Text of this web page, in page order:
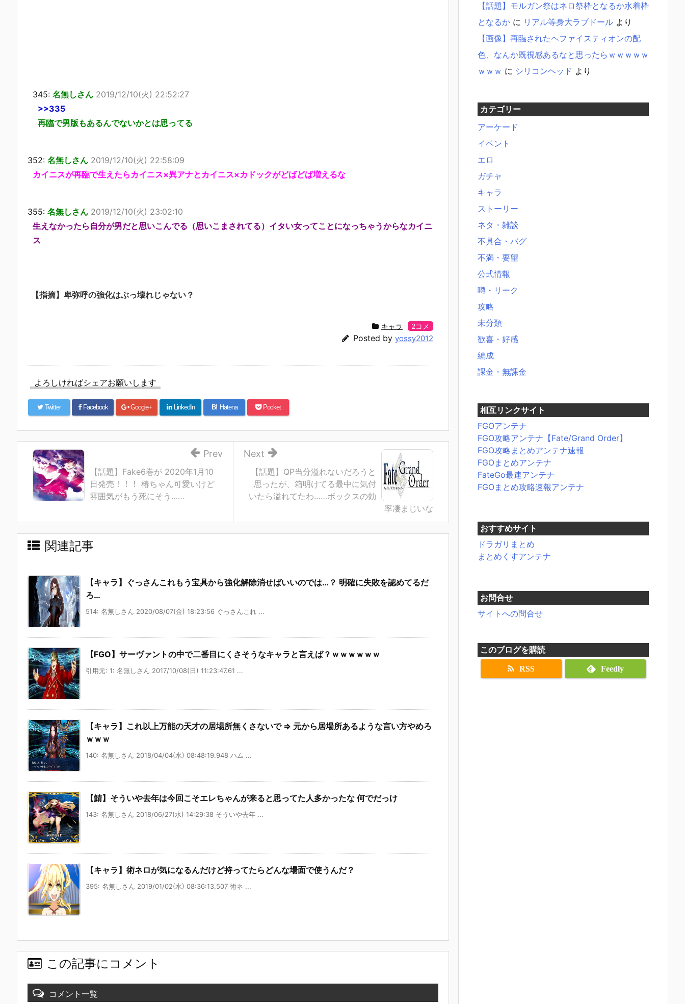
345: 名無しさん 2019/12/10(火) 22:52:27
>>335
再臨で男版もあるんでないかとは思ってる
352: 名無しさん 2019/12/10(火) 22:58:09
カイニスが再臨で生えたらカイニス×異アナとカイニス×カドックがどばどば増えるな
355: 名無しさん 2019/12/10(火) 23:02:10
生えなかったら自分が男だと思いこんでる（思いこまされてる）イタい女ってことになっちゃうからなカイニ
ス
【指摘】卑弥呼の強化はぶっ壊れじゃない？
キャラ 2コメ
Posted by yossy2012
よろしければシェアお願いします
Twitter Facebook Google+ LinkedIn B! Hatena Pocket
【話題】QP当分溢れないだろうと
思ったが、箱明けてる最中に気付
いたら溢れてたわ……ボックスの効
率凄まじいな
Next
【話題】Fake6巻が 2020年1月10
日発売！！！ 椿ちゃん可愛いけど
雰囲気がもう死にそう……
Prev
関連記事
【キャラ】ぐっさんこれもう宝具から強化解除消せばいいのでは…？ 明確に失敗を認めてるだ
ろ…
514: 名無しさん 2020/08/07(金) 18:23:56 ぐっさんこれ ...
【FGO】サーヴァントの中で二番目にくさそうなキャラと言えば？ｗｗｗｗｗｗ
引用元: 1: 名無しさん 2017/10/08(日) 11:23:47.61 ...
【キャラ】これ以上万能の天才の居場所無くさないで ⇒ 元から居場所あるような言い方やめろ
ｗｗｗ
140: 名無しさん 2018/04/04(水) 08:48:19.948 ハム ...
【鯖】そういや去年は今回こそエレちゃんが来ると思ってた人多かったな 何でだっけ
143: 名無しさん 2018/06/27(水) 14:29:38 そういや去年 ...
【キャラ】術ネロが気になるんだけど持ってたらどんな場面で使うんだ？
395: 名無しさん 2019/01/02(水) 08:36:13.507 術ネ ...
この記事にコメント
コメント一覧
【話題】モルガン祭はネロ祭枠となるか水着枠
となるか に リアル等身大ラブドール より
【画像】再臨されたヘファイスティオンの配
色、なんか既視感あるなと思ったらｗｗｗｗｗ
ｗｗｗ に シリコンヘッド より
カテゴリー
アーケード
イベント
エロ
ガチャ
キャラ
ストーリー
ネタ・雑談
不具合・バグ
不満・要望
公式情報
噂・リーク
攻略
未分類
歓喜・好感
編成
課金・無課金
相互リンクサイト
FGOアンテナ
FGO攻略アンテナ【Fate/Grand Order】
FGO攻略まとめアンテナ速報
FGOまとめアンテナ
FateGo最速アンテナ
FGOまとめ攻略速報アンテナ
おすすめサイト
ドラガリまとめ
まとめくすアンテナ
お問合せ
サイトへの問合せ
このブログを購読
RSS Feedly